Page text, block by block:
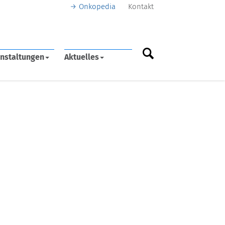
Onkopedia Kontakt
Aktuelles